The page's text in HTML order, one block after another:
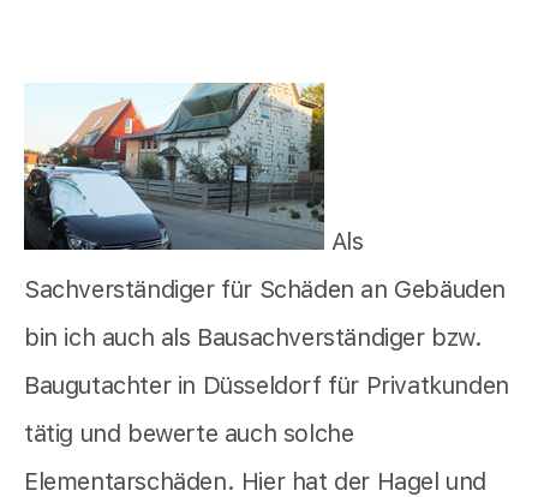
Als
Sachverständiger für Schäden an Gebäuden
bin ich auch als Bausachverständiger bzw.
Baugutachter in Düsseldorf für Privatkunden
tätig und bewerte auch solche
Elementarschäden. Hier hat der Hagel und